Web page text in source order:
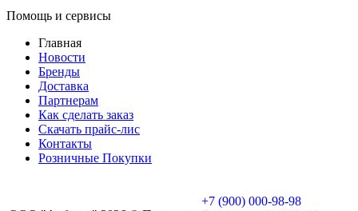
Помощь и сервисы
Главная
Новости
Бренды
Доставка
Партнерам
Как сделать заказ
Скачать прайс-лис
Контакты
Розничные Покупки
+7 (900) 000-98-98